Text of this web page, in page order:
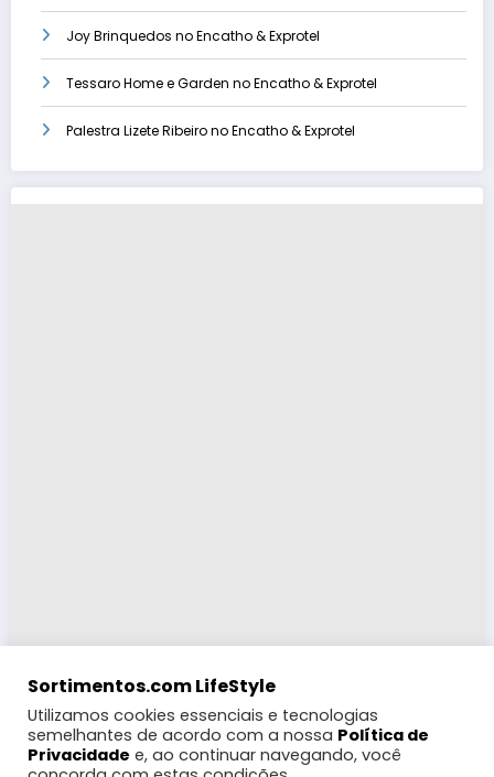
Joy Brinquedos no Encatho & Exprotel
Tessaro Home e Garden no Encatho & Exprotel
Palestra Lizete Ribeiro no Encatho & Exprotel
Sortimentos.com LifeStyle
Utilizamos cookies essenciais e tecnologias
semelhantes de acordo com a nossa Política de
Privacidade e, ao continuar navegando, você